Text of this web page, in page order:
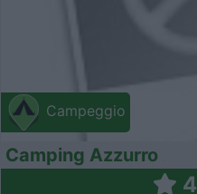
Campeggio
Camping Azzurro
4